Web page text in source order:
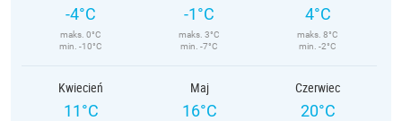
-4°C
maks. 0°C
min. -10°C
-1°C
maks. 3°C
min. -7°C
4°C
maks. 8°C
min. -2°C
Kwiecień
11°C
Maj
16°C
Czerwiec
20°C